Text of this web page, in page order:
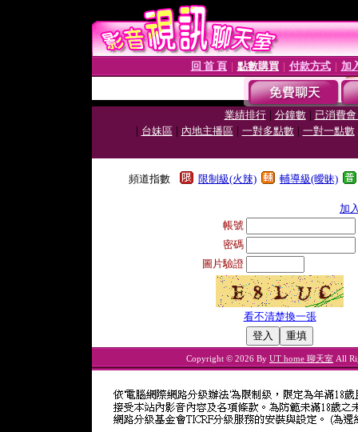
回 首 頁 點數購買│ 付款方式│ 加
業績排行| 分鐘數| 已消費
| 台妹區| 內地主播區| 一對多點數| 一對一點數
頻道指數 限制級(火辣) 輔導級(曖昧)
加
帳號
密碼
圖片驗證
看不清楚換一張
Copyright © 2026 By UT home 聊天室 All